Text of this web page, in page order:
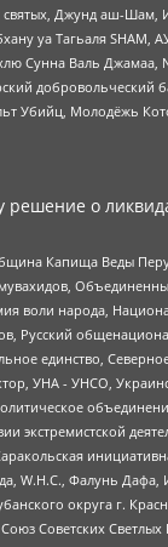
Джунд аш-Шам,
уа Тагьаля SHAM,
Сунна Валь Джамаа,
добровольческий
Убийц, Молодёжь
о
Капища Веды
воли народа,
Русский
единство,
УНА - УНСО,
экстремистской
W.H.С., Фалунь
округа г.
Советских Светлых